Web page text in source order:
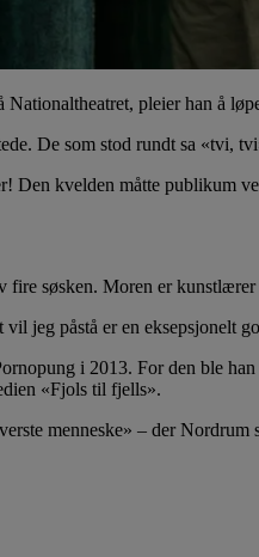
pleier han å
De som stod rundt sa «tvi,
Den kvelden måtte publikum
søsken. Moren er
jeg påstå er en eksepsjonelt
i 2013. For den ble
«Fjols til fjells».
menneske» – der